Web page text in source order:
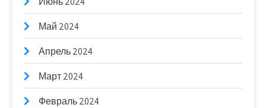
Май 2024
Апрель 2024
Март 2024
Февраль 2024